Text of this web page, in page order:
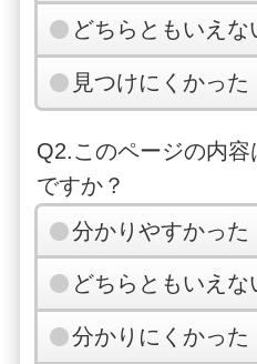
どちらともいえな
見つけにくかった
Q2.このページの内
ですか？
分かりやすかった
どちらともいえな
分かりにくかった